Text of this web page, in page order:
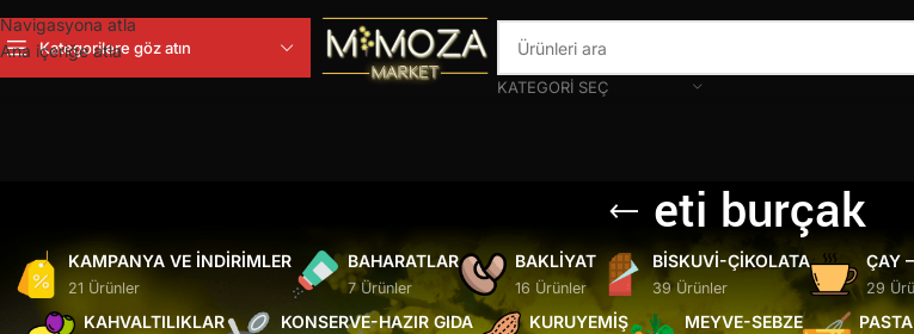
Navigasyona atla
Ana içeriğe atla
Kategorilere göz atın
KATEGORI SEÇ
eti burçak
KAMPANYA VE İNDIRIMLER
21 Ürünler
BAHARATLAR
7 Ürünler
BAKLIYAT
16 Ürünler
BISKUVI-ÇIKOLATA
39 Ürünler
ÇAY
29
KAHVALTILIKLAR KONSERVE-HAZIR GIDA KURUYEMIŞ MEYVE-SEBZE